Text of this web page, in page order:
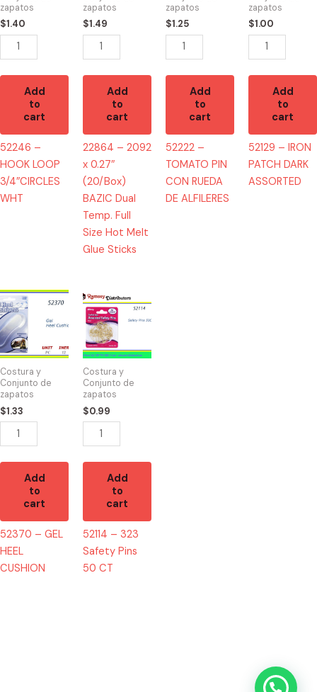
zapatos
$1.40
quantity
Add
to
cart
52246 –
HOOK LOOP
3/4″CIRCLES
WHT
zapatos
$1.49
BAZIC
Dual
Temp.
Full
Size
Glue
Sticks
quantity
Add
to
cart
22864 – 2092
x 0.27″
(20/Box)
BAZIC Dual
Temp. Full
Size Hot Melt
Glue Sticks
zapatos
$1.25
DE
ALFILERES
quantity
Add
to
cart
52222 –
TOMATO PIN
CON RUEDA
DE ALFILERES
zapatos
$1.00
quantity
Add
to
cart
52129 – IRON
PATCH DARK
ASSORTED
Costura y
Conjunto de
zapatos
$1.33
52370
-
GEL
HEEL
CUSHION
quantity
Add
to
cart
52370 – GEL
HEEL
CUSHION
Costura y
Conjunto de
zapatos
$0.99
52114
-
323
Safety
Pins
50
CT
quantity
Add
to
cart
52114 – 323
Safety Pins
50 CT